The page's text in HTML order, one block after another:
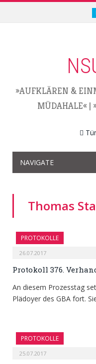
»AUFKLÄREN &
MÜDAHALE« |
NAVIGATE
Thomas
PROTOKOLLE
26.07.2017
Protokoll 376.
An diesem Prozesstag
Plädoyer des GBA fort.
PROTOKOLLE
25.07.2017